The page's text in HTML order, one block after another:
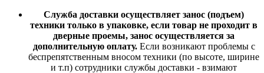
Служба доставки осуществляет занос (подъем)
техники только в упаковке, если товар не проходит в
дверные проемы, занос осуществляется за
дополнительную оплату. Если возникают проблемы с
беспрепятственным вносом техники (по высоте, ширине
и т.п) сотрудники службы доставки - взимают